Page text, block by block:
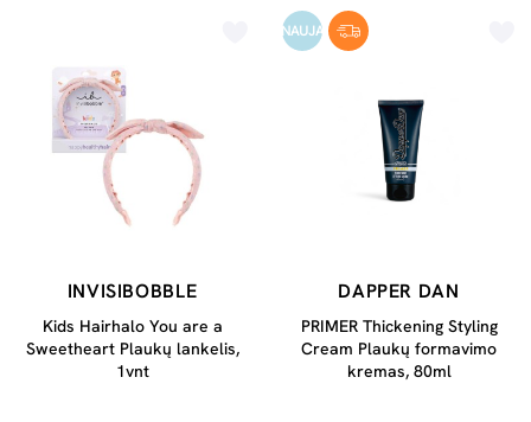
INVISIBOBBLE
Kids Hairhalo You are a
Sweetheart Plaukų lankelis,
1vnt
NAUJA
DAPPER DAN
PRIMER Thickening Styling
Cream Plaukų formavimo
kremas, 80ml